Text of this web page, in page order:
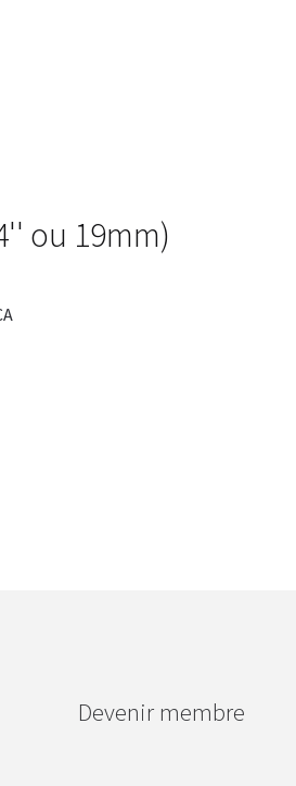
ou 19mm)
Devenir membre